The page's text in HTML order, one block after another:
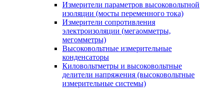
Измерители параметров высоковольтной
изоляции (мосты переменного тока)
Измерители сопротивления
электроизоляции (мегаомметры,
мегомметры)
Высоковольтные измерительные
конденсаторы
Киловольтметры и высоковольтные
делители напряжения (высоковольтные
измерительные системы)